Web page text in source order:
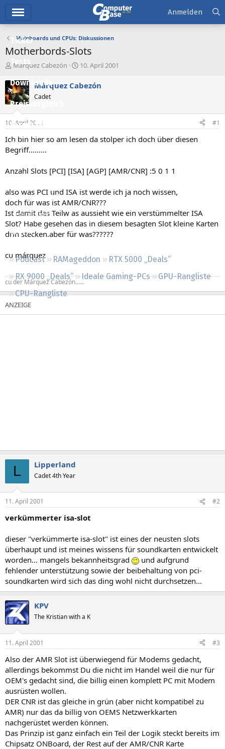
Ticker
Tests
Downloads
Preisvergleich
Forum
Aktuelles
Neueste Aktivitäten
Leserartikel
Regeln
Podcast RAMageddon
RTX 5000 „Deals“
RX 9000 „Deals“
Ideale Gaming-PCs
GPU-Rangliste
CPU-Rangliste
Anmelden
Mainboards und CPUs: Diskussionen
Motherbords-Slots
E
s
t
e
e
r
Márquez Cabezón
E
s
t
a
10. April 2001
Márquez Cabezón
Cadet
10. April 2001 #1
Ich bin hier so am lesen da stolper ich doch über diesen
Begriff.........
Anzahl Slots [PCI] [ISA] [AGP] [AMR/CNR] :5 0 1 1
also was PCI und ISA ist werde ich ja noch wissen,
doch für was ist AMR/CNR???
Ist damit das Teilw as aussieht wie ein verstümmelter ISA
Slot? Habe gesehen das in diesem besagten Slot kleine Karten
drin stecken.aber für was??????
cu márquez
cu der Márquez Cabezón......
L Lipperland
Cadet 4th Year
11. April 2001 #2
verkümmerter isa-slot
dieser "verkümmerte isa-slot" ist eines der neusten slots
überhaupt und ist meines wissens für soundkarten entwickelt
worden... mangels bekannheitsgrad
und aufgrund
fehlender unterstützung sowie der beibehaltung von pci-
soundkarten wird sich das ding wohl nicht durchsetzen...
KPV
The Kristian with a K
11. April 2001 #3
Also der AMR Slot ist überwiegend für Modems gedacht,
allerdings bekommst Du die nicht im Handel weil die nur für
OEM's gedacht sind, die billig einen komplett PC mit Modem
ausrüsten wollen.
DER CNR ist das gleiche in grün (aber nicht kompatibel zu
AMR) nur das da billig von OEMS Netzwerkkarten
nachgerüstet werden können.
Das Prinzip ist ganz einfach ein Teil der Logik steckt bereits im
Chipsatz ONBoard, der Rest auf der AMR/CNR Karte